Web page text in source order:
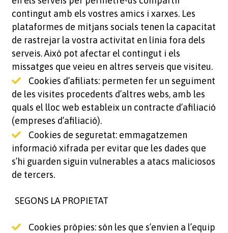
contingut amb els vostres amics i xarxes. Les
plataformes de mitjans socials tenen la capacitat
de rastrejar la vostra activitat en línia fora dels
serveis. Això pot afectar el contingut i els
missatges que veieu en altres serveis que visiteu.
Cookies d’afiliats: permeten fer un seguiment
de les visites procedents d’altres webs, amb les
quals el lloc web estableix un contracte d’afiliació
(empreses d’afiliació).
Cookies de seguretat: emmagatzemen
informació xifrada per evitar que les dades que
s’hi guarden siguin vulnerables a atacs maliciosos
de tercers.
SEGONS LA PROPIETAT
Cookies pròpies: són les que s’envien a l’equip